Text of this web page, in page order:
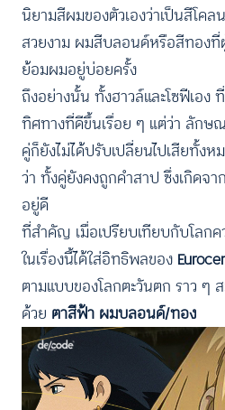
นิยามสีผมของตัวเองว่าเป็นสีโคล
สวยงาม ผมสีบลอนด์หรือสีทอง
ย้อมผมอยู่บ่อยครั้ง
ถึงอย่างนั้น ทั้งฮาวล์และโซฟีเอง
ทิศทางที่ดีขึ้นเรื่อย ๆ แต่ว่า ลักษ
คู่ก็ยังไม่ได้ปรับเปลี่ยนไปเสียทั้งห
ว่า ทั้งคู่ยังคงถูกคำสาป ซึ่งเกิดจา
อยู่ดี
ที่สำคัญ เมื่อเปรียบเทียบกับโลกค
ในเรื่องนี้ได้ใส่อิทธิพลของ
ตามแบบของโลกตะวันตก ราว ๆ
ด้วย ตาสีฟ้า ผมบลอนด์/ทอง